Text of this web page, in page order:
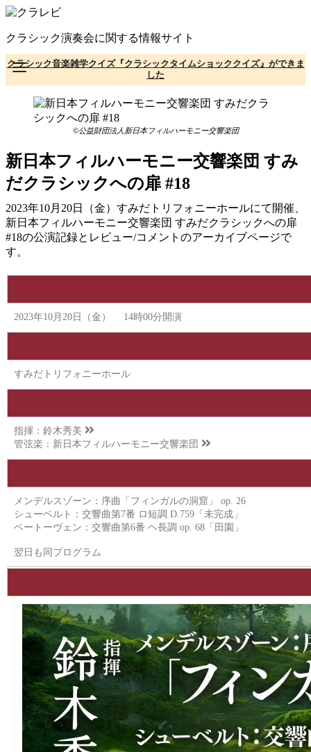
コ
テ
ン
ツ
へ
クラシック演奏会に関する情報サイト
クラシック音楽雑学クイズ『クラシックタイムショッククイズ』ができま
した
©公益財団法人新日本フィルハーモニー交響楽団
新日本フィルハーモニー交響楽団 すみ
だクラシックへの扉 #18
2023年10月20日（金）すみだトリフォニーホールにて開催、
新日本フィルハーモニー交響楽団 すみだクラシックへの扉
#18の公演記録とレビュー/コメントのアーカイブページで
す。
2023年10月20日（金） 14時00分開演
すみだトリフォニーホール
指揮： 鈴木秀美
管弦楽： 新日本フィルハーモニー交響楽団
メンデルスゾーン：序曲「フィンガルの洞窟」 op. 26
シューベルト：交響曲第7番 ロ短調 D.759「未完成」
ベートーヴェン：交響曲第6番 ヘ長調 op. 68「田園」
翌日も同プログラム